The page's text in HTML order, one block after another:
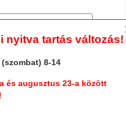
nyitva tartás változás!
8-14
és augusztus 23-a között